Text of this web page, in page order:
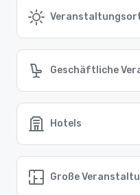
Geschäftliche
Hotels
Große